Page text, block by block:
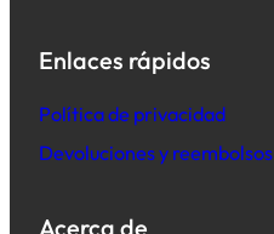
Enlaces rápidos
Política de privacidad
Devoluciones y reembolsos
Acerca de